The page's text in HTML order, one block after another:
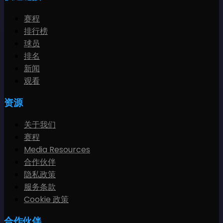
赛程
排行榜
球员
排名
新闻
观看
资源
关于我们
赛程
Media Resources
合作伙伴
隐私政策
服务条款
Cookie 政策